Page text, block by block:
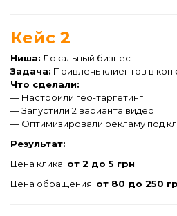
Кейс 2
Ниша:Локальный бизнес
Задача: Привлечь клиентов в
Что сделали:
— Настроили гео-таргетинг
— Запустили 2 варианта видео
— Оптимизировали рекламу под
Результат:
Цена клика: от 2 до 5 грн
Цена обращения: от 80 до 250